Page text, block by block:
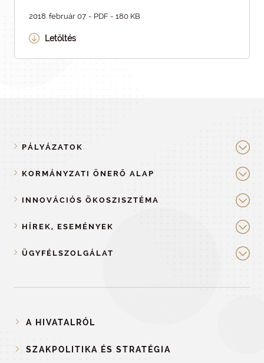
2018. február 07. - PDF - 180 KB
Letöltés
PÁLYÁZATOK
KORMÁNYZATI ÖNERŐ ALAP
INNOVÁCIÓS ÖKOSZISZTÉMA
HÍREK, ESEMÉNYEK
ÜGYFÉLSZOLGÁLAT
A HIVATALRÓL
SZAKPOLITIKA ÉS STRATÉGIA